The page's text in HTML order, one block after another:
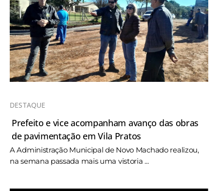
DESTAQUE
Prefeito e vice acompanham avanço das obras
de pavimentação em Vila Pratos
A Administração Municipal de Novo Machado realizou,
na semana passada mais uma vistoria ...